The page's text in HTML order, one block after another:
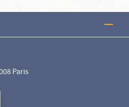
Paris